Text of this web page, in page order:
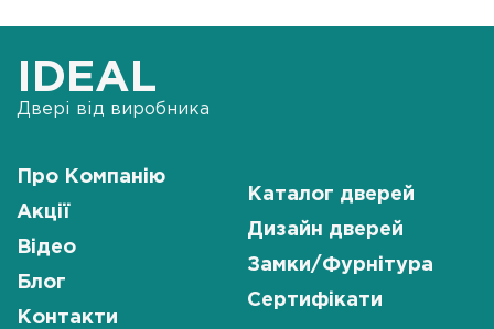
IDEAL
Двері від виробника
Про Компанію
Акції
Відео
Блог
Контакти
Каталог дверей
Дизайн дверей
Замки/Фурнітура
Сертифікати